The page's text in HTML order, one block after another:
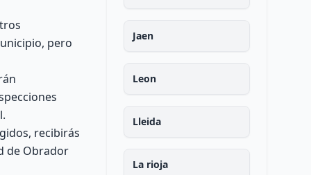
pero
recibirás
de Obrador
Jaen
Leon
Lleida
La rioja